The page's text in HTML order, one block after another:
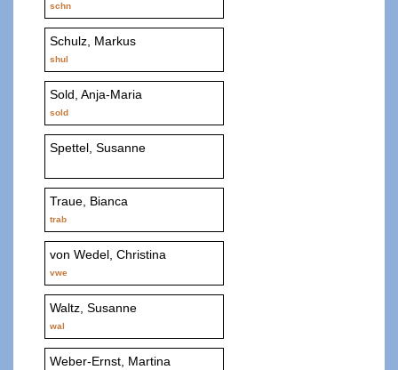
schn
Schulz, Markus
shul
Sold, Anja-Maria
sold
Spettel, Susanne
Traue, Bianca
trab
von Wedel, Christina
vwe
Waltz, Susanne
wal
Weber-Ernst, Martina